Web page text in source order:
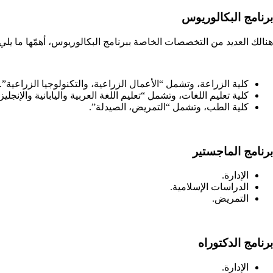
برنامج البكالوريوس
هنالك العديد من التخصصات الخاصة ببرنامج البكالوريوس، أهمّها ما
كلية الزراعة، وتشمل “الأعمال الزراعية، والتكنولوجيا الزراعية”.
كلية تعليم اللغات، وتشمل “تعليم اللغة العربية واليابانية
كلية الطب، وتشمل “التمريض، الصيدلة”.
برنامج الماجستير
الإدارة.
الدراسات الإسلامية.
التمريض.
برنامج الدكتوراه
الإدارة.